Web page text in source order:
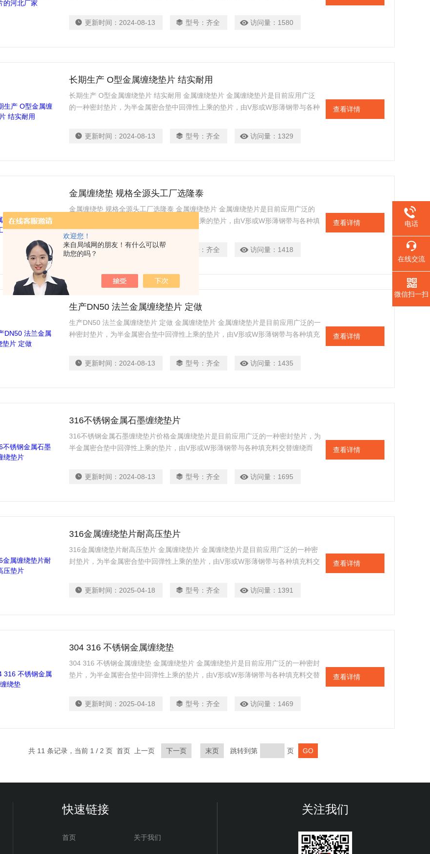
欢迎您！
来自局域网的朋友！有什么可以帮
助您的吗？
更新时间： 2024-08-13 型号：齐全 访问量： 1580
长期生产 O型金属缠绕垫片 结实耐用
长期生产 O型金属缠绕垫片 结实耐用 金属缠绕垫片 金属缠绕垫片是目前应用广泛
的一种密封垫片，为半金属密合垫中回弹性上乘的垫片，由V形或W形薄钢带与各种
更新时间： 2024-08-13 型号：齐全 访问量： 1329
查看详情
金属缠绕垫 规格全源头工厂选隆泰
金属缠绕垫 规格全源头工厂选隆泰 金属缠绕垫片 金属缠绕垫片是目前应用广泛的
一种密封垫片，为半金属密合垫中回弹性上乘的垫片，由V形或W形薄钢带与各种填
充料交替缠绕而成，能耐高温、高压和适应超低温或真空下的条件使用，通过改变
垫片的材料组合，可解决各种介质对垫片的化学腐蚀问题
更新时间： 2024-08-13 型号：齐全 访问量： 1418
查看详情
生产DN50 法兰金属缠绕垫片 定做
生产DN50 法兰金属缠绕垫片 定做 金属缠绕垫片 金属缠绕垫片是目前应用广泛的一
种密封垫片，为半金属密合垫中回弹性上乘的垫片，由V形或W形薄钢带与各种填充
更新时间： 2024-08-13 型号：齐全 访问量： 1435
查看详情
316不锈钢金属石墨缠绕垫片
316不锈钢金属石墨缠绕垫片价格金属缠绕垫片是目前应用广泛的一种密封垫片，为
半金属密合垫中回弹性上乘的垫片，由V形或W形薄钢带与各种填充料交替缠绕而
更新时间： 2024-08-13 型号：齐全 访问量： 1695
查看详情
316金属缠绕垫片耐高压垫片
316金属缠绕垫片耐高压垫片 金属缠绕垫片 金属缠绕垫片是目前应用广泛的一种密
封垫片，为半金属密合垫中回弹性上乘的垫片，由V形或W形薄钢带与各种填充料交
更新时间： 2025-04-18 型号：齐全 访问量： 1391
查看详情
304 316 不锈钢金属缠绕垫
304 316 不锈钢金属缠绕垫 金属缠绕垫片 金属缠绕垫片是目前应用广泛的一种密封
垫片，为半金属密合垫中回弹性上乘的垫片，由V形或W形薄钢带与各种填充料交替
更新时间： 2025-04-18 型号：齐全 访问量： 1469
查看详情
共 11 条记录，当前 1 / 2 页 首页 上一页 下一页 末页 跳转到第 页
快速链接
首页 关于我们
关注我们
电话
在线交流
微信扫一扫